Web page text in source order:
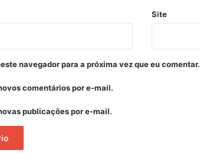
Site
navegador para a próxima vez que eu comentar.
comentários por e-mail.
publicações por e-mail.